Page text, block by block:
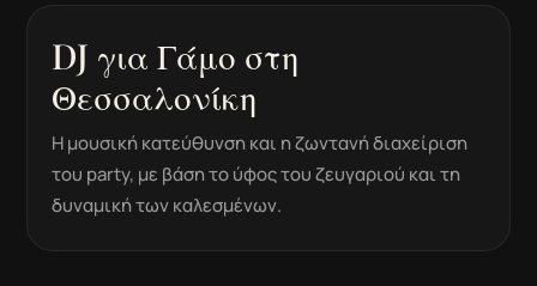
DJ για Γάμο στη
Θεσσαλονίκη
Η μουσική κατεύθυνση και η ζωντανή διαχείριση
του party, με βάση το ύφος του ζευγαριού και τη
δυναμική των καλεσμένων.